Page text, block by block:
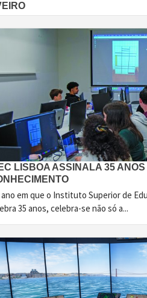
LISBOA ASSINALA 35
em que o Instituto Superior de
35 anos, celebra-se não só a...